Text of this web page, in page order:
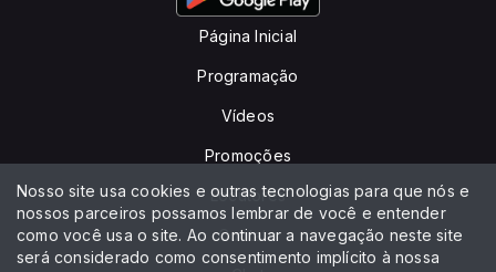
Página Inicial
Programação
Vídeos
Promoções
Locutores
Contato
Nosso site usa cookies e outras tecnologias para que nós e
nossos parceiros possamos lembrar de você e entender
como você usa o site. Ao continuar a navegação neste site
será considerado como consentimento implícito à nossa